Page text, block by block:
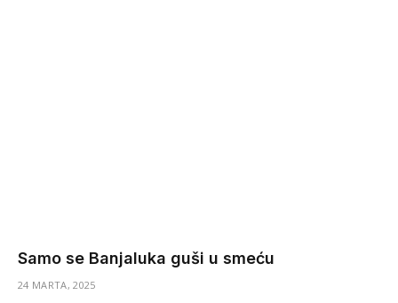
Samo se Banjaluka guši u smeću
24 MARTA, 2025